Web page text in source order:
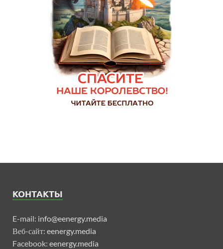
КОНТАКТЫ
E-mail: info@eenergy.media
Веб-сайт: eenergy.media
Facebook: eenergy.media